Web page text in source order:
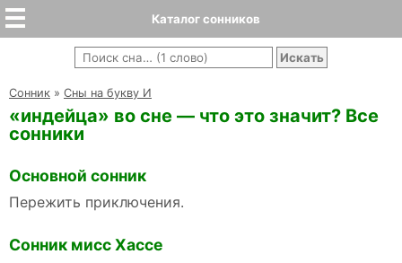
Каталог сонников
Cонник » Сны на букву И
«индейца» во сне — что это значит? Все
сонники
Основной сонник
Пережить приключения.
Сонник мисс Хассе